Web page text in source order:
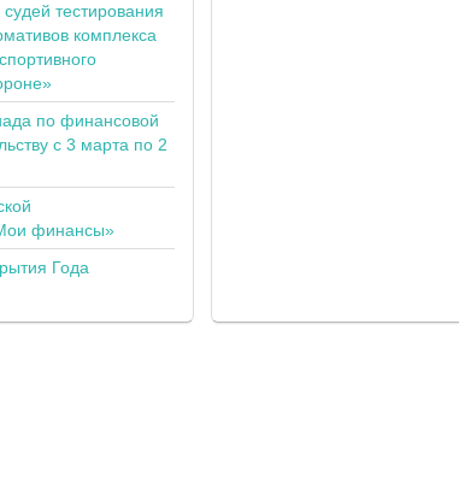
тестирования
комплекса
по финансовой
с 3 марта по 2
финансы»
Года